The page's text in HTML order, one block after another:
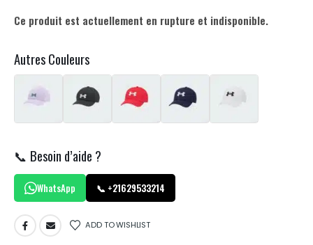
Ce produit est actuellement en rupture et indisponible.
Autres Couleurs
📞 Besoin d’aide ?
WhatsApp 📞 +21629533214
ADD TO WISHLIST